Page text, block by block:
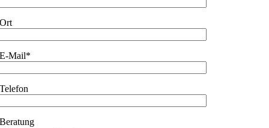
Ort
E-Mail*
Telefon
Beratung